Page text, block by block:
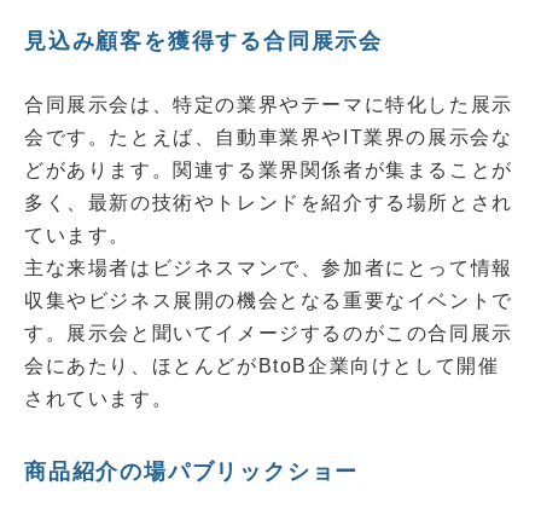
見込み顧客を獲得する合同展示会
合同展示会は、特定の業界やテーマに特化した展示
会です。たとえば、自動車業界やIT業界の展示会な
どがあります。関連する業界関係者が集まることが
多く、最新の技術やトレンドを紹介する場所とされ
ています。
主な来場者はビジネスマンで、参加者にとって情報
収集やビジネス展開の機会となる重要なイベントで
す。展示会と聞いてイメージするのがこの合同展示
会にあたり、ほとんどがBtoB企業向けとして開催
されています。
商品紹介の場パブリックショー